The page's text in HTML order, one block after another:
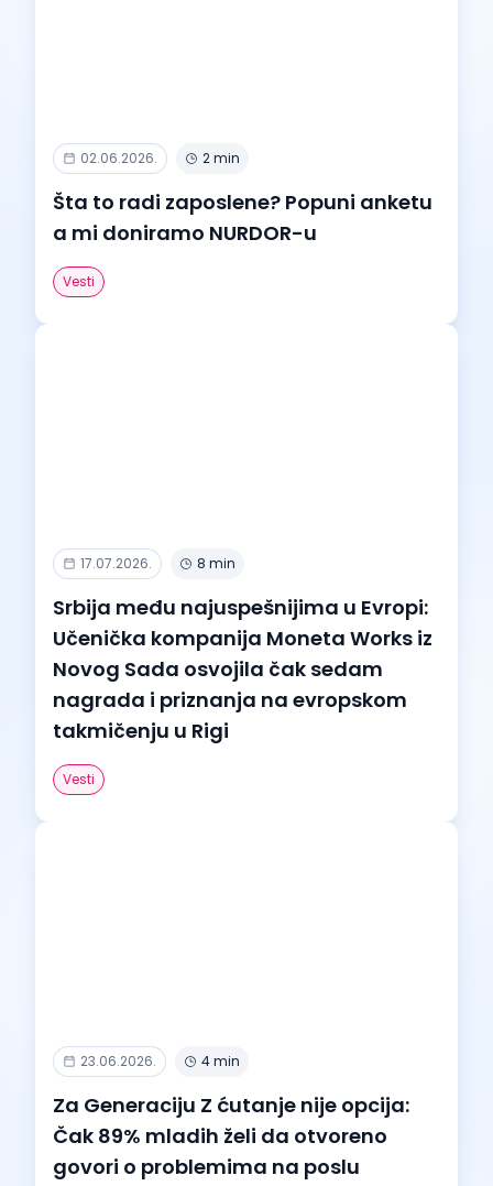
02.06.2026. 2 min
Šta to radi zaposlene? Popuni anketu
a mi doniramo NURDOR-u
Vesti
17.07.2026. 8 min
Srbija među najuspešnijima u Evropi:
Učenička kompanija Moneta Works iz
Novog Sada osvojila čak sedam
nagrada i priznanja na evropskom
takmičenju u Rigi
Vesti
23.06.2026. 4 min
Za Generaciju Z ćutanje nije opcija:
Čak 89% mladih želi da otvoreno
govori o problemima na poslu